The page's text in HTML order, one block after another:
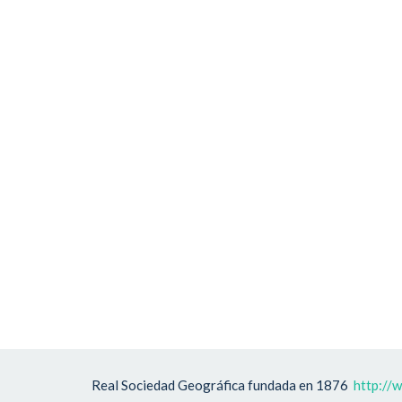
Real Sociedad Geográfica fundada en 1876 http://